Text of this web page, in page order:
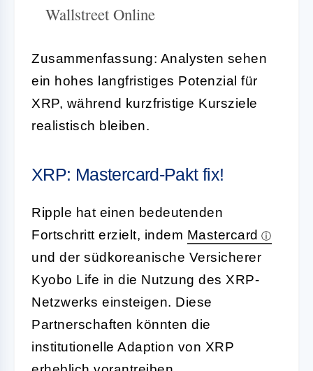
Wallstreet Online
Zusammenfassung: Analysten sehen
ein hohes langfristiges Potenzial für
XRP, während kurzfristige Kursziele
realistisch bleiben.
XRP: Mastercard-Pakt fix!
Ripple hat einen bedeutenden
Fortschritt erzielt, indem Mastercard
und der südkoreanische Versicherer
Kyobo Life in die Nutzung des XRP-
Netzwerks einsteigen. Diese
Partnerschaften könnten die
institutionelle Adaption von XRP